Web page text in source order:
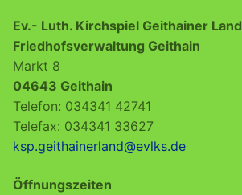
Ev.- Luth. Kirchspiel Geithainer Land
Friedhofsverwaltung Geithain
Markt 8
04643 Geithain
Telefon: 034341 42741
Telefax: 034341 33627
ksp.geithainerland@evlks.de
Öffnungszeiten